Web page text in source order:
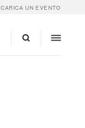
CARICA UN EVENTO